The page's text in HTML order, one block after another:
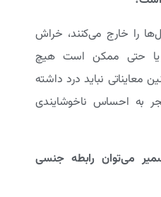
را خارج می‌کنند، خراش
یا حتی ممکن است هیچ
نباید درد داشته
به احساس ناخوشایندی
می‌توان رابطه جنسی